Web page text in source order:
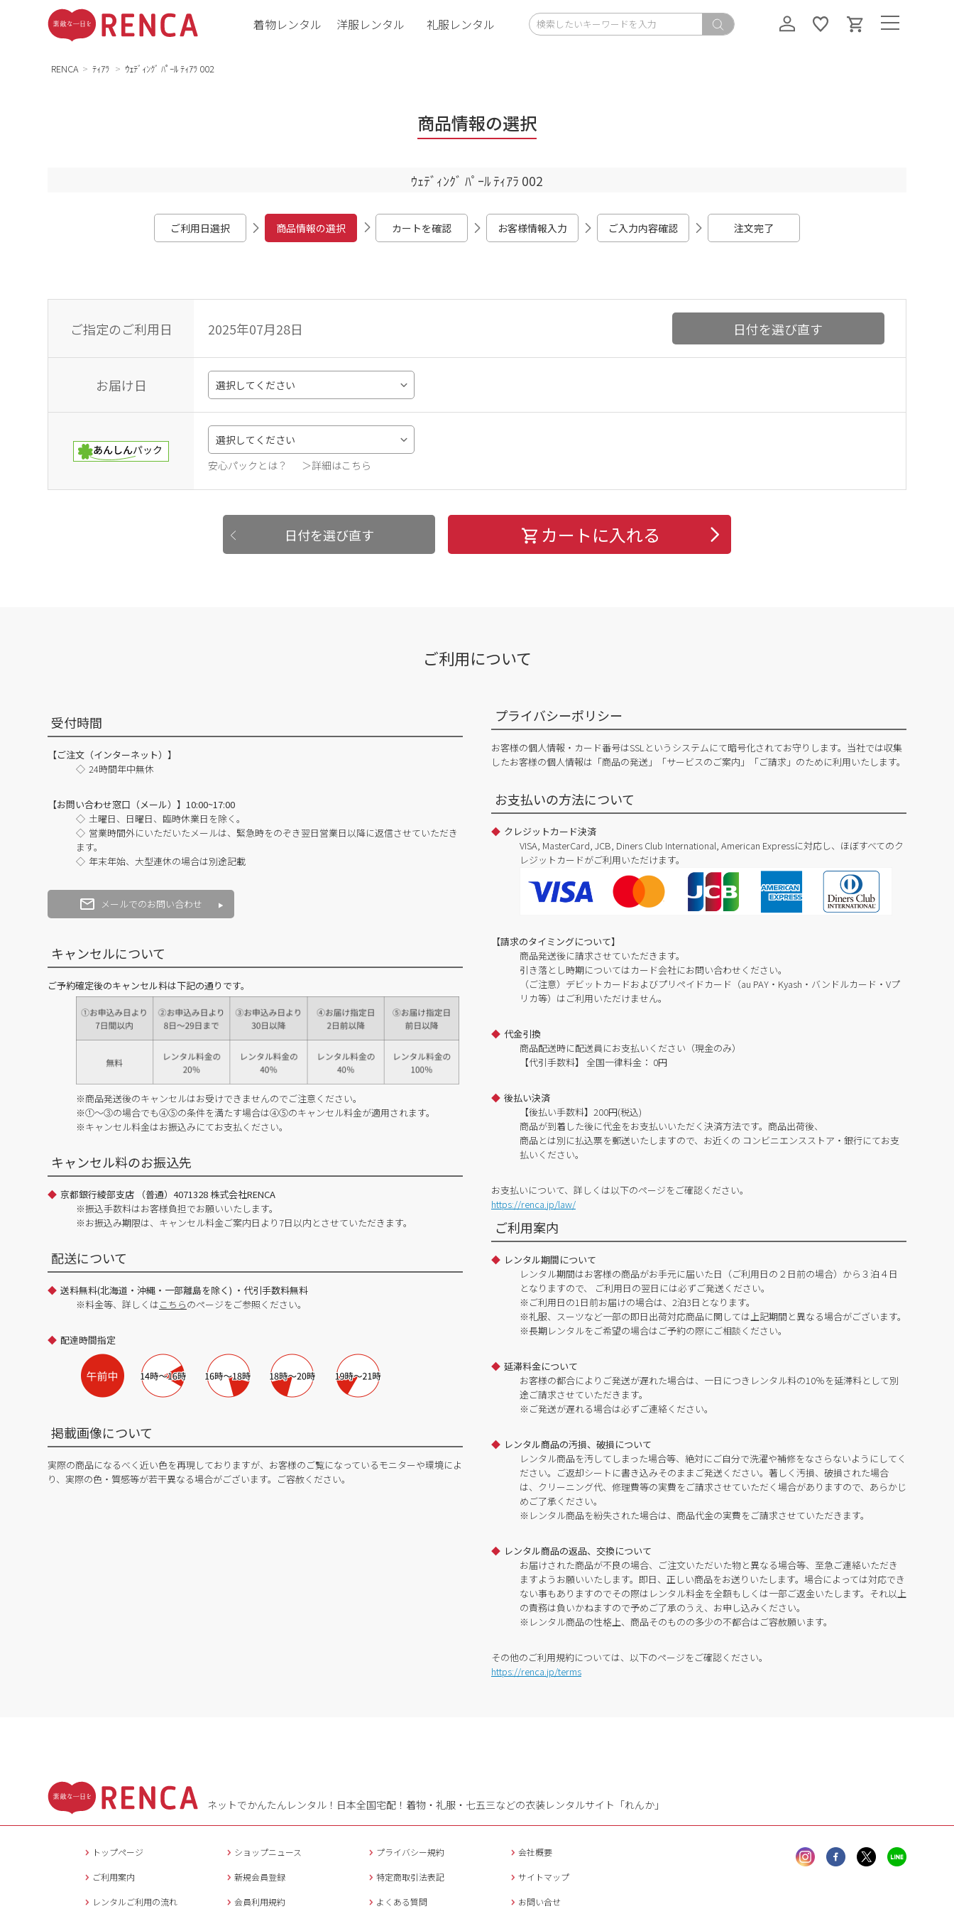
着物レンタル 洋服レンタル 礼服レンタル
RENCA ﾃｨｱﾗ ｳｪﾃﾞｨﾝｸﾞ ﾊﾟｰﾙ ﾃｨｱﾗ 002
商品情報の選択
ｳｪﾃﾞｨﾝｸﾞ ﾊﾟｰﾙ ﾃｨｱﾗ 002
ご利用日選択 商品情報の選択 カートを確認 お客様情報入力 ご入力内容確認 注文完了
ご指定のご利用日 2025年07月28日 日付を選び直す
お届け日
安心パックとは？ ＞詳細はこちら
日付を選び直す カートに入れる
ご利用について
受付時間
【ご注文（インターネット）】
24時間年中無休
【お問い合わせ窓口（メール）】10:00~17:00
土曜日、日曜日、臨時休業日を除く。
営業時間外にいただいたメールは、緊急時をのぞき翌日営業日以降に返信させていただき
ます。
年末年始、大型連休の場合は別途記載
メールでのお問い合わせ
キャンセルについて
ご予約確定後のキャンセル料は下記の通りです。
※商品発送後のキャンセルはお受けできませんのでご注意ください。
※①～③の場合でも④⑤の条件を満たす場合は④⑤のキャンセル料金が適用されます。
※キャンセル料金はお振込みにてお支払ください。
キャンセル料のお振込先
京都銀行綾部支店 （普通）4071328 株式会社RENCA
※振込手数料はお客様負担でお願いいたします。
※お振込み期限は、キャンセル料金ご案内日より7日以内とさせていただきます。
配送について
送料無料(北海道・沖縄・一部離島を除く) ・代引手数料無料
※料金等、詳しくはこちらのページをご参照ください。
配達時間指定
掲載画像について
実際の商品になるべく近い色を再現しておりますが、お客様のご覧になっているモニターや環境によ
り、実際の色・質感等が若干異なる場合がございます。ご容赦ください。
プライバシーポリシー
お客様の個人情報・カード番号はSSLというシステムにて暗号化されてお守りします。当社では収集
したお客様の個人情報は「商品の発送」「サービスのご案内」「ご請求」のために利用いたします。
お支払いの方法について
クレジットカード決済
VISA, MasterCard, JCB, Diners Club International, American Expressに対応し、ほぼすべてのク
レジットカードがご利用いただけます。
【請求のタイミングについて】
商品発送後に請求させていただきます。
引き落とし時期についてはカード会社にお問い合わせください。
（ご注意）デビットカードおよびプリペイドカード（au PAY・Kyash・バンドルカード・Vプ
リカ等）はご利用いただけません。
代金引換
商品配送時に配送員にお支払いください（現金のみ）
【代引手数料】 全国一律料金： 0円
後払い決済
【後払い手数料】200円(税込)
商品が到着した後に代金をお支払いいただく決済方法です。商品出荷後、
商品とは別に払込票を郵送いたしますので、お近くの コンビニエンスストア・銀行にてお支
払いください。
お支払いについて、詳しくは以下のページをご確認ください。
https://renca.jp/law/
ご利用案内
レンタル期間について
レンタル期間はお客様の商品がお手元に届いた日（ご利用日の２日前の場合）から３泊４日
となりますので、 ご利用日の翌日には必ずご発送ください。
※ご利用日の1日前お届けの場合は、2泊3日となります。
※礼服、スーツなど一部の即日出荷対応商品に関しては上記期間と異なる場合がございます。
※長期レンタルをご希望の場合はご予約の際にご相談ください。
延滞料金について
お客様の都合によりご発送が遅れた場合は、一日につきレンタル料の10％を延滞料として別
途ご請求させていただきます。
※ご発送が遅れる場合は必ずご連絡ください。
レンタル商品の汚損、破損について
レンタル商品を汚してしまった場合等、絶対にご自分で洗濯や補修をなさらないようにしてく
ださい。ご返却シートに書き込みそのままご発送ください。著しく汚損、破損された場合
は、クリーニング代、修理費等の実費をご請求させていただく場合がありますので、あらかじ
めご了承ください。
※レンタル商品を紛失された場合は、商品代金の実費をご請求させていただきます。
レンタル商品の返品、交換について
お届けされた商品が不良の場合、ご注文いただいた物と異なる場合等、至急ご連絡いただき
ますようお願いいたします。即日、正しい商品をお送りいたします。場合によっては対応でき
ない事もありますのでその際はレンタル料金を全額もしくは一部ご返金いたします。それ以上
の責務は負いかねますので予めご了承のうえ、お申し込みください。
※レンタル商品の性格上、商品そのものの多少の不都合はご容赦願います。
その他のご利用規約については、以下のページをご確認ください。
https://renca.jp/terms
ネットでかんたんレンタル！日本全国宅配！ 着物・礼服・七五三などの衣装レンタルサイト「れんか」
トップページ ショップニュース プライバシー規約 会社概要
ご利用案内 新規会員登録 特定商取引法表記 サイトマップ
レンタルご利用の流れ 会員利用規約 よくある質問 お問い合せ